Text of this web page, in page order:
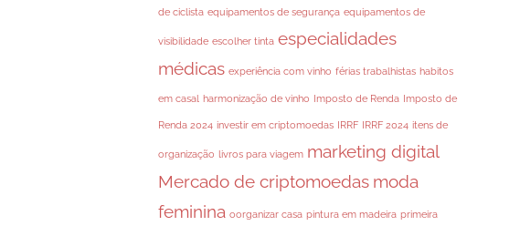
de ciclista equipamentos de segurança equipamentos de
visibilidade escolher tinta especialidades
médicas experiência com vinho férias trabalhistas habitos
em casal harmonização de vinho Imposto de Renda Imposto de
Renda 2024 investir em criptomoedas IRRF IRRF 2024 itens de
organização livros para viagem marketing digital
Mercado de criptomoedas moda
feminina oorganizar casa pintura em madeira primeira